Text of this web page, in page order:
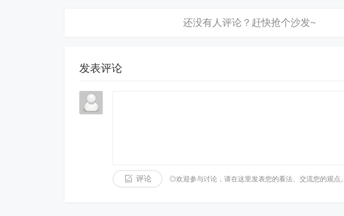
使用方法：
1、个人登录吉林省社会保险公共服务平台“
发表评论
评论 ◎欢迎参与讨论，请在这里发表您的看法、交流您的观点。